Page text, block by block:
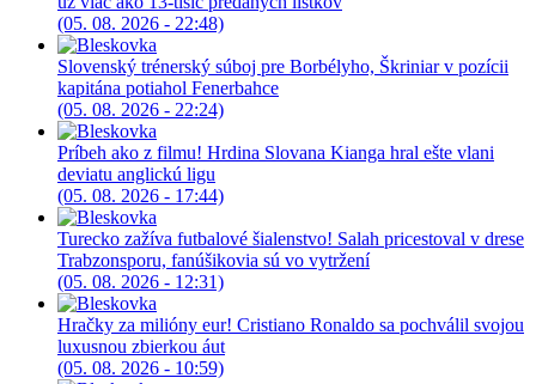
(05. 08. 2026 - 22:48)
Slovenský trénerský súboj pre Borbélyho, Škriniar v pozícii
kapitána potiahol Fenerbahce
(05. 08. 2026 - 22:24)
Príbeh ako z filmu! Hrdina Slovana Kianga hral ešte vlani
deviatu anglickú ligu
(05. 08. 2026 - 17:44)
Turecko zažíva futbalové šialenstvo! Salah pricestoval v drese
Trabzonsporu, fanúšikovia sú vo vytržení
(05. 08. 2026 - 12:31)
Hračky za milióny eur! Cristiano Ronaldo sa pochválil svojou
luxusnou zbierkou áut
(05. 08. 2026 - 10:59)